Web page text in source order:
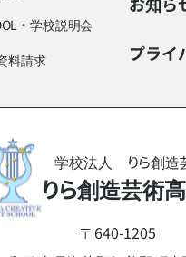
・学校説明会
料請求
プライ
学校法人 りら創造
りら創造芸術
〒640-1205